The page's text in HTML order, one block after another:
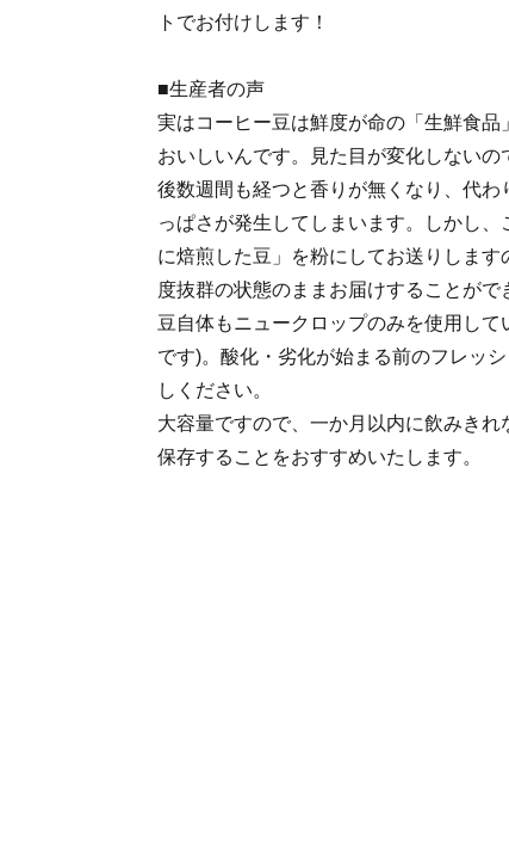
トでお付けします！
■生産者の声
実はコーヒー豆は鮮度が命の「生鮮食
おいしいんです。見た目が変化しない
後数週間も経つと香りが無くなり、代
っぱさが発生してしまいます。しかし、
に焙煎した豆」を粉にしてお送りしま
度抜群の状態のままお届けすることが
豆自体もニュークロップのみを使用し
です)。酸化・劣化が始まる前のフレッ
しください。
大容量ですので、一か月以内に飲みき
保存することをおすすめいたします。